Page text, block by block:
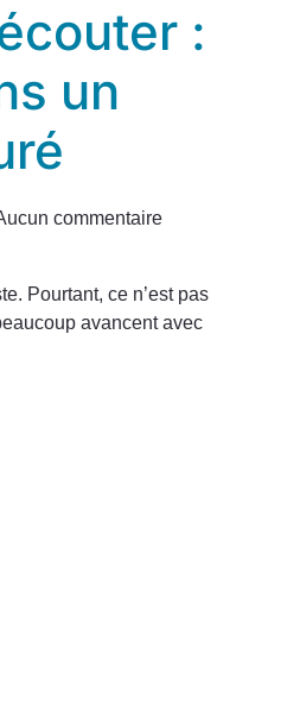
:
un
commentaire
Pourtant, ce n’est pas
avancent avec